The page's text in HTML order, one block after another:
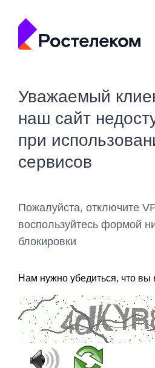
Уважаемый
наш сайт
при
сервисов
Пожалуйста, отключите
воспользуйтесь формой
блокировки
Нам нужно убедиться, что вы